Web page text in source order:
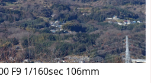
F9 1/160sec 106mm